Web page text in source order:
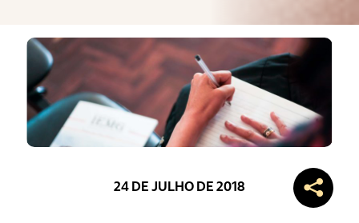
Biblioteca
Notícias
Editais
Contato
24 DE JULHO DE 2018